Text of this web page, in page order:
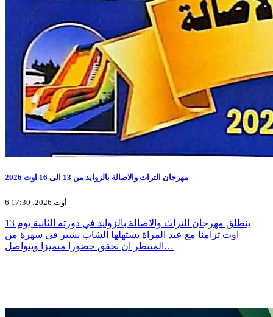
مهرجان التراث والاصالة بالزوايد من 13 الى 16 اوت 2026
6 أوت 2026، 17:30
ينطلق مهرجان التراث والاصالة بالزوايد في دورته الثانية يوم 13
اوت تزامنا مع عيد المراة يستهلها الشاب بشير في سهرة من
المنتظر ان تحقق حضورا متميزا ويتواصل…